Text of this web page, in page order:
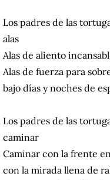
Los padres de las
alas
Alas de aliento
Alas de fuerza para
bajo días y noches de
Los padres de las
caminar
Caminar con la frente
con la mirada llena de